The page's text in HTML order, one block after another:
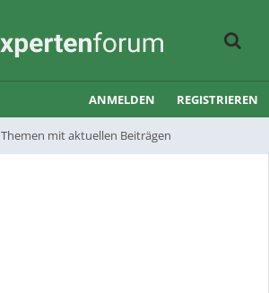
Themen mit aktuellen Beiträgen
ANMELDEN REGISTRIEREN